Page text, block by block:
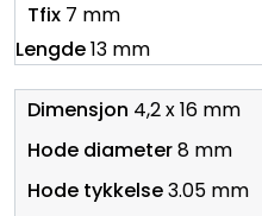
7 mm
13 mm
4,2 x 16 mm
8 mm
3.05 mm